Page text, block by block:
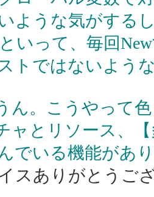
ような気がする
いって、毎回
トではないよう
ん。こうやって
ャとリソース、
でいる機能があ
スありがとうご